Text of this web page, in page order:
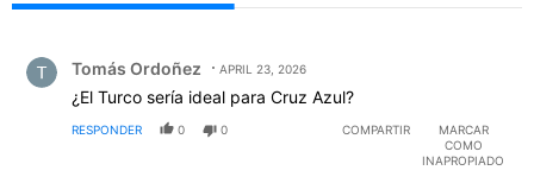
Tomás Ordoñez APRIL 23, 2026
¿El Turco sería ideal para Cruz Azul?
RESPONDER 0 0 COMPARTIR
MARCAR
COMO
INAPROPIADO